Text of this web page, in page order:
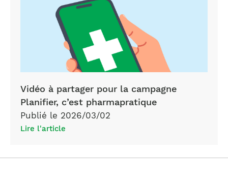
Vidéo à partager pour la campagne
Planifier, c’est pharmapratique
Publié le 2026/03/02
Lire l'article